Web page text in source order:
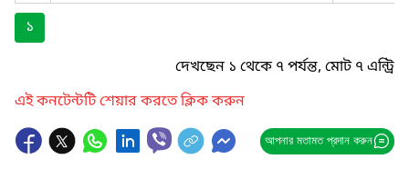
১
দেখছেন ১ থেকে ৭ পর্যন্ত, মোট ৭ এন্ট্রি
এই কনটেন্টটি শেয়ার করতে ক্লিক করুন
আপনার মতামত প্রদান করুন